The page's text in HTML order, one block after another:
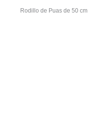
Rodillo de Puas de 50 cm